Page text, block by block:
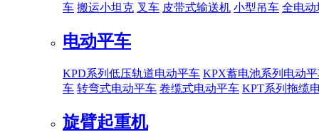
车 搬运小坦克 叉车 皮带式输送机 小型吊车 全电动
电动平车
KPD系列低压轨道电动平车 KPX蓄电池系列电动
车 转弯式电动平车 卷缆式电动平车 KPT系列拖缆
旋臂起重机